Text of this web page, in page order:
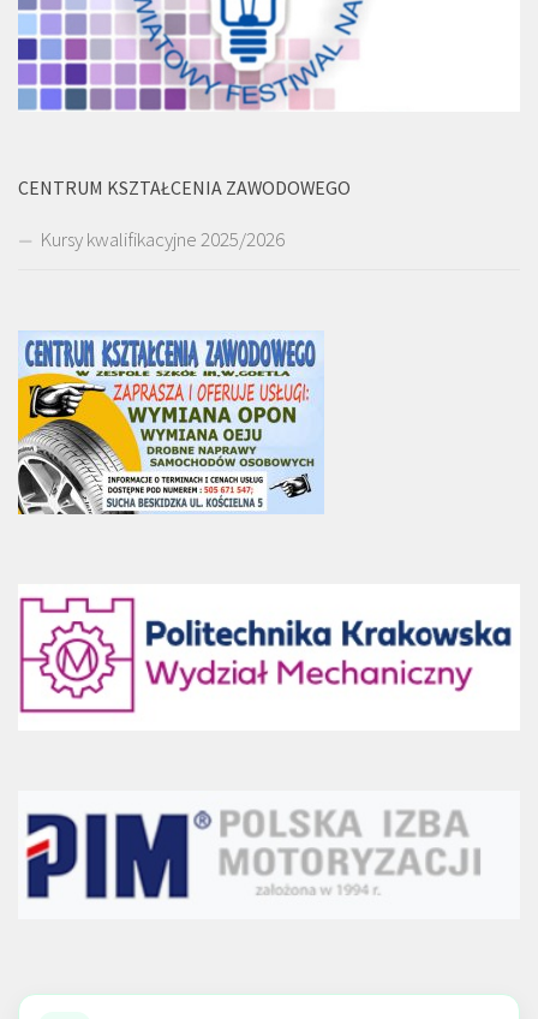
CENTRUM KSZTAŁCENIA ZAWODOWEGO
Kursy kwalifikacyjne 2025/2026